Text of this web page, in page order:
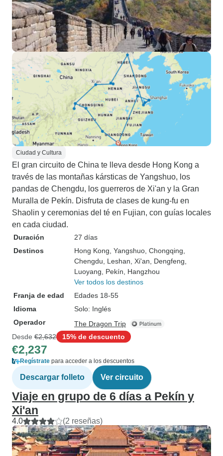
Ciudad y Cultura
El gran circuito de China te lleva desde Hong Kong a
través de las montañas kársticas de Yangshuo, los
pandas de Chengdu, los guerreros de Xi'an y la Gran
Muralla de Pekín. Disfruta de clases de kung-fu en
Shaolin y ceremonias del té en Fujian, con guías locales
en cada ciudad.
Duración
27 días
Destinos
Hong Kong , Yangshuo , Chongqing
Chengdu , Leshan , Xi'an , Dengfeng
Luoyang , Pekín , Hangzhou
Ver todos los destinos
Franja de edad
Edades 18-55
Idioma
Solo: Inglés
Operador
The Dragon Trip
Desde €2,632 15% de descuento
€2,237
Regístrate para acceder a los descuentos
Descargar folleto Ver circuito
Viaje en grupo de 6 días a Pekín y
Xi'an
4.0 (2 reseñas)